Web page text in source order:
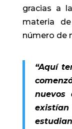
gracias a
materia
número de
“Aquí
nuevos